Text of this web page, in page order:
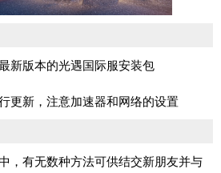
新版本的光遇国际服安装包
更新，注意加速器和网络的设置
，有无数种方法可供结交新朋友并与